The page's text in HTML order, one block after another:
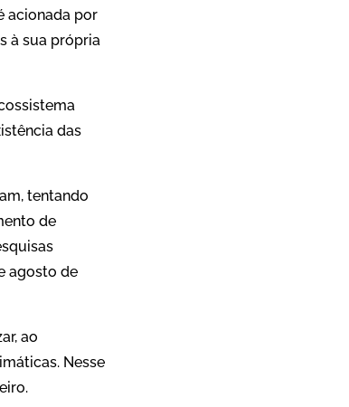
acionada por
à sua própria
das
tentando
de
agosto de
ao
Nesse